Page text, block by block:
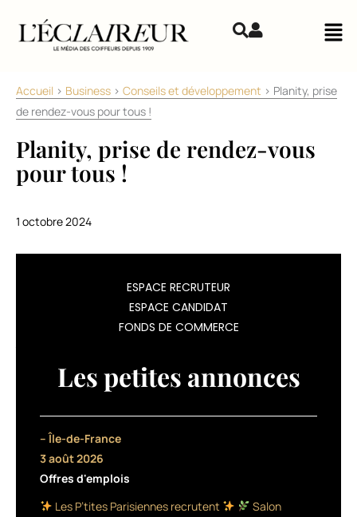
Accueil > Business > Conseils et développement > Planity, prise
de rendez-vous pour tous !
Planity, prise de rendez-vous
pour tous !
1 octobre 2024
“Prendre
vous
proche”.
Cette
option,
ESPACE RECRUTEUR
ESPACE CANDIDAT
FONDS DE COMMERCE
Les petites annonces
– Île-de-France
3 août 2026
Offres d'emplois
Les P’tites Parisiennes recrutent
Salon